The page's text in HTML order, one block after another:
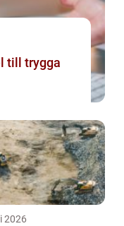
till trygga
2026